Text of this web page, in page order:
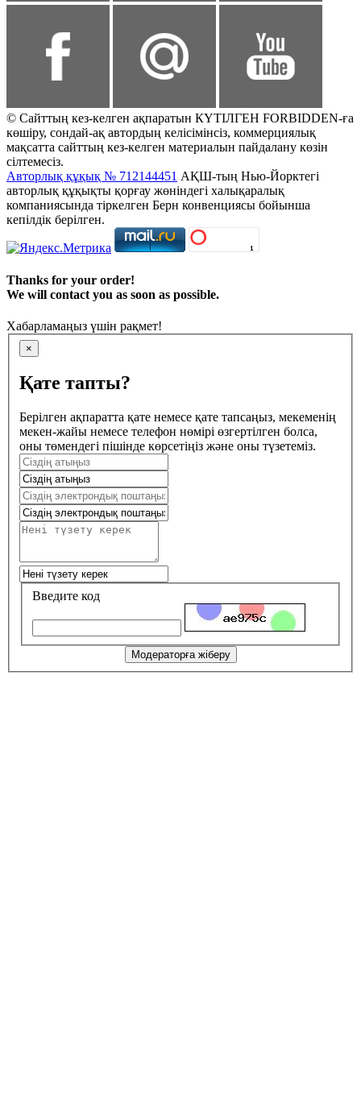
© Сайттың кез-келген ақпаратын КҮТІЛГЕН FORBIDDEN-ға
көшіру, сондай-ақ автордың келісімінсіз, коммерциялық
мақсатта сайттың кез-келген материалын пайдалану көзін
сілтемесіз.
Авторлық құқық № 712144451 АҚШ-тың Нью-Йорктегі
авторлық құқықты қорғау жөніндегі халықаралық
компаниясында тіркелген Берн конвенциясы бойынша
кепілдік берілген.
Thanks for your order!
We will contact you as soon as possible.
Хабарламаңыз үшін рақмет!
×
Қате тапты?
Берілген ақпаратта қате немесе қате тапсаңыз, мекеменің
мекен-жайы немесе телефон нөмірі өзгертілген болса,
оны төмендегі пішінде көрсетіңіз және оны түзетеміз.
Введите код
Модераторға жіберу